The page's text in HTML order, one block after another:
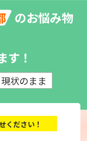
のお悩み物
す！
現状のまま
ください！